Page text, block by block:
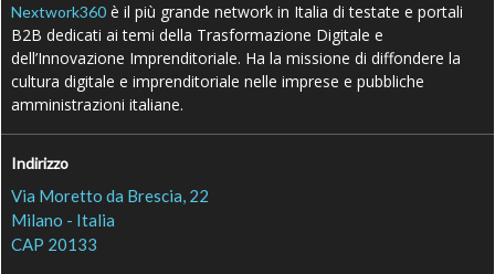
Nextwork360 è il più grande network in Italia di testate e portali
B2B dedicati ai temi della Trasformazione Digitale e
dell’Innovazione Imprenditoriale. Ha la missione di diffondere la
cultura digitale e imprenditoriale nelle imprese e pubbliche
amministrazioni italiane.
Indirizzo
Via Moretto da Brescia, 22
Milano - Italia
CAP 20133